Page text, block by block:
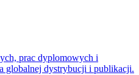
prac dyplomowych i
globalnej dystrybucji i publikacji.